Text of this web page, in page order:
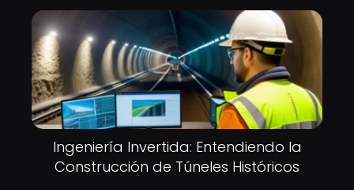
Ingeniería Invertida: Entendiendo la
Construcción de Túneles Históricos